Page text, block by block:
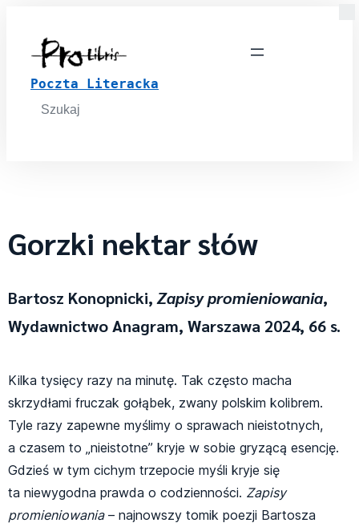
Poczta Literacka
Search
for:
Gorzki nektar słów
Bartosz Konopnicki, Zapisy promieniowania,
Wydawnictwo Anagram, Warszawa 2024, 66 s.
Kilka tysięcy razy na minutę. Tak często macha
skrzydłami fruczak gołąbek, zwany polskim kolibrem.
Tyle razy zapewne myślimy o sprawach nieistotnych,
a czasem to „nieistotne” kryje w sobie gryzącą esencję.
Gdzieś w tym cichym trzepocie myśli kryje się
ta niewygodna prawda o codzienności. Zapisy
promieniowania– najnowszy tomik poezji Bartosza